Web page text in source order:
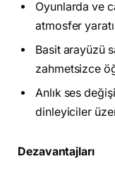
Oyunlarda ve
atmosfer
Basit arayüzü
zahmetsizce
Anlık ses
dinleyiciler
Dezavantajları